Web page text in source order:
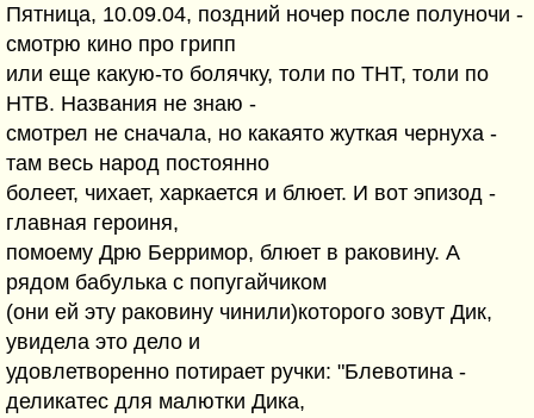
Пятница, 10.09.04, поздний ночер после полуночи -
смотрю кино про грипп
или еще какую-то болячку, толи по ТНТ, толи по
НТВ. Названия не знаю -
смотрел не сначала, но какаято жуткая чернуха -
там весь народ постоянно
болеет, чихает, харкается и блюет. И вот эпизод -
главная героиня,
помоему Дрю Берримор, блюет в раковину. А
рядом бабулька с попугайчиком
(они ей эту раковину чинили)которого зовут Дик,
увидела это дело и
удовлетворенно потирает ручки: "Блевотина -
деликатес для малютки Дика,